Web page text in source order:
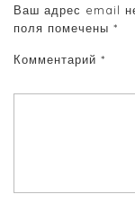
Ваш адрес email
поля помечены *
Комментарий *